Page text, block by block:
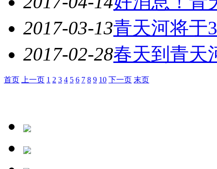
2017-03-13青天河将于
2017-02-28春天到青天
首页 上一页 1 2 3 4 5 6 7 8 9 10 下一页 末页